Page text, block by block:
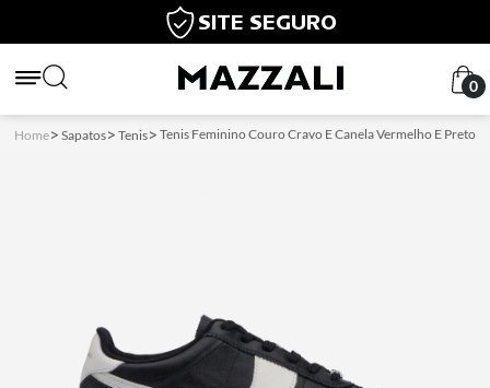
SITE SEGURO
0
Home Sapatos Tenis Tenis Feminino Couro Cravo E Canela Vermelho E Preto